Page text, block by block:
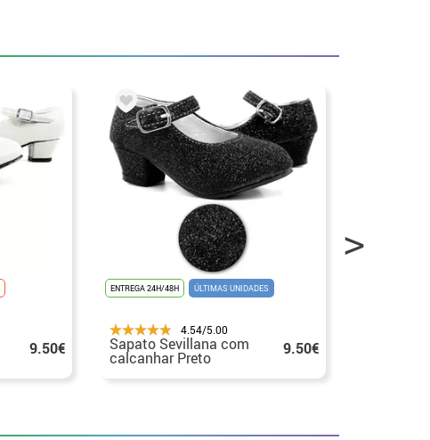
9.50€
ENTREGA 24H/48H ÚLTIMAS UNIDADES
4.54/5.00
Sapato Sevillana com
calcanhar Preto
tamanhos 22 a 41
9.50€